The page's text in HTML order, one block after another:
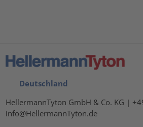
Deutschland
HellermannTyton GmbH & Co. KG |
info@HellermannTyton.de